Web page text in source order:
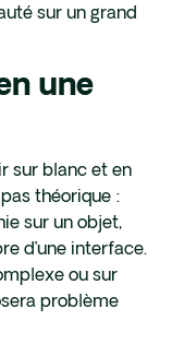
sur un grand
une
sur blanc et en
théorique :
sur un objet,
d’une interface.
ou sur
problème